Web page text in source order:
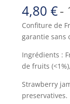
4,80 €-
Confiture de
garantie sans
Ingrédients :
de fruits
Strawberry
preservatives.